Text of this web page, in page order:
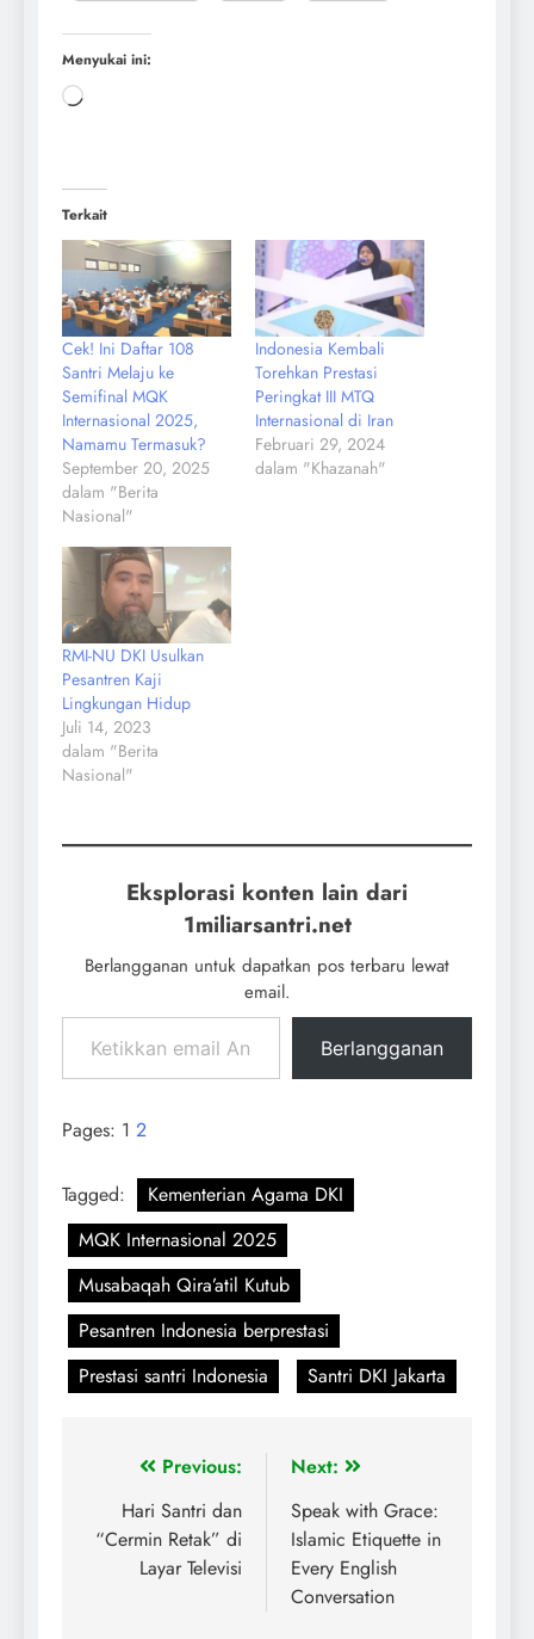
Menyukai ini:
Terkait
Cek! Ini Daftar 108
Santri Melaju ke
Semifinal MQK
Internasional 2025,
Namamu Termasuk?
September 20, 2025
dalam "Berita
Nasional"
Indonesia Kembali
Torehkan Prestasi
Peringkat III MTQ
Internasional di Iran
Februari 29, 2024
dalam "Khazanah"
RMI-NU DKI Usulkan
Pesantren Kaji
Lingkungan Hidup
Juli 14, 2023
dalam "Berita
Nasional"
Eksplorasi konten lain dari
1miliarsantri.net
Berlangganan untuk dapatkan pos terbaru lewat
email.
Berlangganan
Pages: 1 2
Tagged:
Kementerian Agama DKI
MQK Internasional 2025
Musabaqah Qira’atil Kutub
Pesantren Indonesia berprestasi
Prestasi santri Indonesia
Santri DKI Jakarta
Previous:
Hari Santri dan
“Cermin Retak” di
Layar Televisi
Next:
Speak with Grace:
Islamic Etiquette in
Every English
Conversation